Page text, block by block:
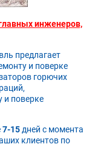
инженеров,
предлагает
и поверке
горючих
и поверке
7-15дней с момента
клиентов по